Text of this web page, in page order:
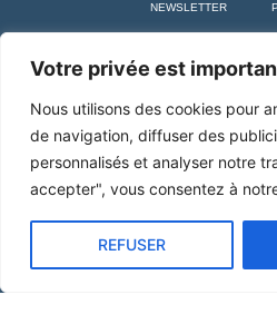
Votre privée est
Nous utilisons des cookies pour
de navigation, diffuser des
personnalisés et analyser notre
accepter", vous consentez à
REFUSER
NEWSLETTER
+ SAINT MARTIN